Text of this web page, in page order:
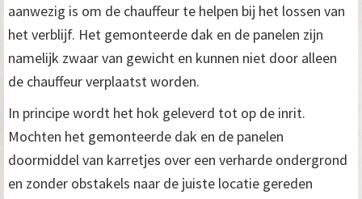
aanwezig is om de chauffeur te helpen bij het lossen van
het verblijf. Het gemonteerde dak en de panelen zijn
namelijk zwaar van gewicht en kunnen niet door alleen
de chauffeur verplaatst worden.
In principe wordt het hok geleverd tot op de inrit.
Mochten het gemonteerde dak en de panelen
doormiddel van karretjes over een verharde ondergrond
en zonder obstakels naar de juiste locatie gereden